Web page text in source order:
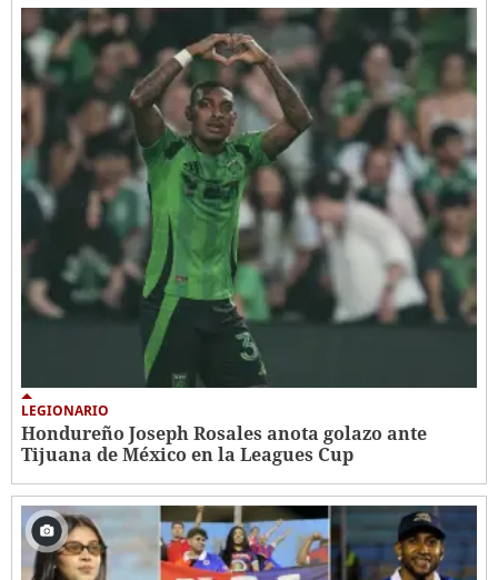
LEGIONARIO
Hondureño Joseph Rosales anota golazo ante
Tijuana de México en la Leagues Cup